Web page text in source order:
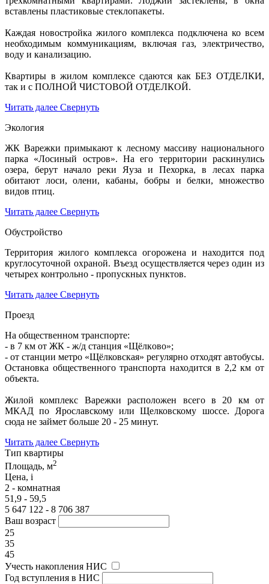
вставлены пластиковые стеклопакеты.
Каждая новостройка жилого комплекса подключена ко всем
необходимым коммуникациям, включая газ, электричество,
воду и канализацию.
Квартиры в жилом комплексе сдаются как БЕЗ ОТДЕЛКИ,
так и с ПОЛНОЙ ЧИСТОВОЙ ОТДЕЛКОЙ.
Читать далее Свернуть
Экология
ЖК Варежки примыкают к лесному массиву национального
парка «Лосиный остров». На его территории раскинулись
озера, берут начало реки Яуза и Пехорка, в лесах парка
обитают лоси, олени, кабаны, бобры и белки, множество
видов птиц.
Читать далее Свернуть
Обустройство
Территория жилого комплекса огорожена и находится под
круглосуточной охраной. Въезд осуществляется через один из
четырех контрольно - пропускных пунктов.
Читать далее Свернуть
Проезд
На общественном транспорте:
- в 7 км от ЖК - ж/д станция «Щёлкoвo»;
- от станции метро «Щёлковская» регулярно отходят автобусы.
Остановка общественного транспорта находится в 2,2 км от
объекта.
Жилой комплекс Варежки расположен всего в 20 км от
МКАД по Ярославскому или Щелковскому шоссе. Дорога
сюда не займет больше 20 - 25 минут.
Читать далее Свернуть
Тип квартиры
Площадь, м2
Цена, i
2 - комнатная
51,9 - 59,5
5 647 122 - 8 706 387
Ваш возраст
25
35
45
Учесть накопления НИС
Год вступления в НИС